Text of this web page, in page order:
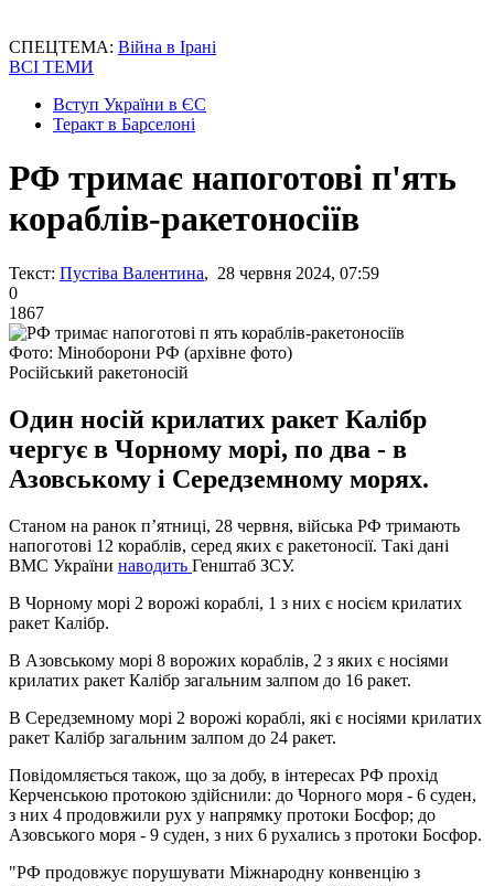
СПЕЦТЕМА: Війна в Ірані
ВСІ ТЕМИ
Вступ України в ЄС
Теракт в Барселоні
РФ тримає напоготові п'ять
кораблів-ракетоносіїв
Текст: Пустіва Валентина, 28 червня 2024, 07:59
0
1867
Фото: Міноборони РФ (архівне фото)
Російський ракетоносій
Один носій крилатих ракет Калібр
чергує в Чорному морі, по два - в
Азовському і Середземному морях.
Станом на ранок п’ятниці, 28 червня, війська РФ тримають
напоготові 12 кораблів, серед яких є ракетоносії. Такі дані
ВМС України наводить Генштаб ЗСУ.
В Чорному морі 2 ворожі кораблі, 1 з них є носієм крилатих
ракет Калібр.
В Азовському морі 8 ворожих кораблів, 2 з яких є носіями
крилатих ракет Калібр загальним залпом до 16 ракет.
В Середземному морі 2 ворожі кораблі, які є носіями крилатих
ракет Калібр загальним залпом до 24 ракет.
Повідомляється також, що за добу, в інтересах РФ прохід
Керченською протокою здійснили: до Чорного моря - 6 суден,
з них 4 продовжили рух у напрямку протоки Босфор; до
Азовського моря - 9 суден, з них 6 рухались з протоки Босфор.
"РФ продовжує порушувати Міжнародну конвенцію з